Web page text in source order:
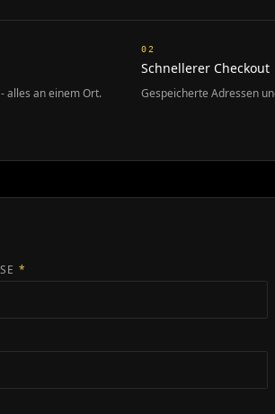
alles an einem Ort.
02
Schnellerer Checkout
Gespeicherte Adressen
*